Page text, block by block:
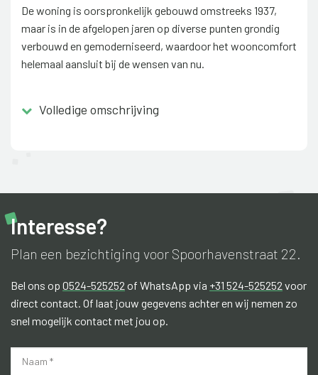
De woning is oorspronkelijk gebouwd omstreeks 1937,
maar is in de afgelopen jaren op diverse punten grondig
verbouwd en gemoderniseerd, waardoor het wooncomfort
helemaal aansluit bij de wensen van nu.
toilet en de kozijnen vernieuwd. In 2022 is er een nieuwe
in 2024 aangepakt, waarbij de tuin is vernieuwd en
het centrum van Coevorden, waardoor alle dagelijkse
voorzieningen binnen handbereik zijn. Winkels, horeca, het
treinstation, basisscholen en de middelbare school
bevinden zich op loop- en fietsafstand. Daarnaast zijn de
uitvalswegen richting Emmen en Zwolle binnen vijf
Volledige omschrijving
Interesse?
Plan een bezichtiging voor Spoorhavenstraat 22.
Bel ons op 0524-525252 of WhatsApp via +31 524-525252 voor
direct contact. Of laat jouw gegevens achter en wij nemen zo
snel mogelijk contact met jou op.